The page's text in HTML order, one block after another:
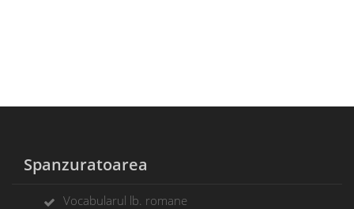
Spanzuratoarea
Vocabularul lb. romane